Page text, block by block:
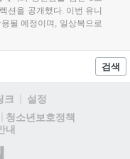
션을 공개했다. 이번 유니
될 예정이며, 일상복으로
스튜디오 공식 홈페이지
검색
크
설정
청소년보호정책
내